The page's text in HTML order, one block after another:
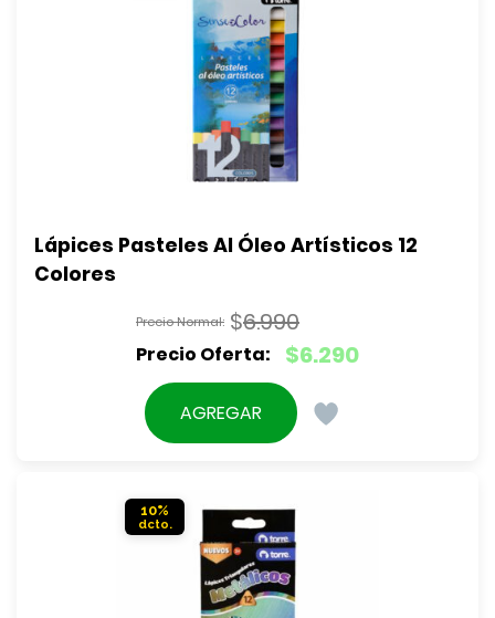
Lápices Pasteles Al Óleo Artísticos 12
Colores
$6.990
El
precio
original
$6.290
El
precio
actual
AGREGAR
10%